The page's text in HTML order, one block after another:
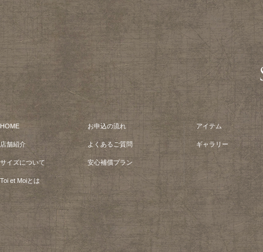
HOME
店舗紹介
サイズについて
Toi et Moiとは
お申込の流れ
よくあるご質問
安心補償プラン
アイテム
ギャラリー